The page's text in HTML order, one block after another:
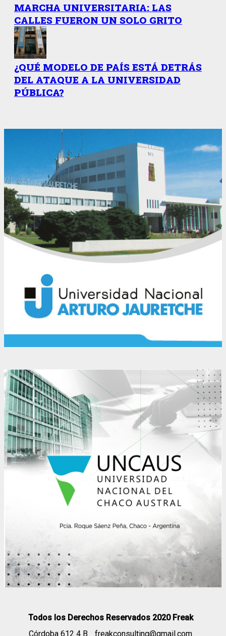
MARCHA UNIVERSITARIA: LAS
CALLES FUERON UN SOLO GRITO
¿QUÉ MODELO DE PAÍS ESTÁ DETRÁS
DEL ATAQUE A LA UNIVERSIDAD
PÚBLICA?
Todos los Derechos Reservados 2020 Freak
Córdoba 612 4 B
freakconsulting@gmail.com